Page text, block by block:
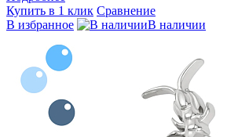
Купить в 1 клик Сравнение
В избранное
В наличии